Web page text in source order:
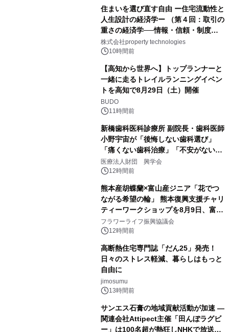
住まいを選び直す自由 ー住宅流動性と
人生設計の経済学ー （第４回：取引の
重さの経済学──情報・信頼・制度を
PropTechはどう組み替えるか）｜
PropTech-Lab
株式会社property technologies
10時間前
【高知から世界へ】トップランナーと
一緒に走るトレイルランニングイベン
トを高知で8月29日（土）開催
BUDO
11時間前
新橋歯科医科診療所 副院長・歯科医師
小野宇宙が「後悔しない歯科選び」
「痛くない歯科治療」「不安がない治
療計画」をテーマに専門監修
医療法人財団 興学会
12時間前
熊本産胡蝶蘭×富山産ジニア「花でつ
ながる希望の輪」 熊本復興支援チャリ
ティーワークショップを8月9日、富
山・射水で開催
フラワーライフ振興協議会
12時間前
高断熱住宅専門誌「だん25」発売！
日々のストレス軽減、暮らしはもっと
自由に
jimosumu
13時間前
サンエス石膏の地域貢献活動が加速 ―
関連会社Attipect主催「田んぼラグビ
ー」は100名超が熱狂しNHKで放送さ